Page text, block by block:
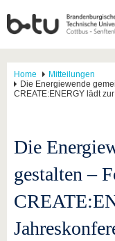
Home
Mitteilungen
Die Energiewende
CREATE:ENERGY lädt
Die
gestalten –